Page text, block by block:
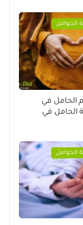
الحوامل
الحامل في
الحامل في
الحوامل